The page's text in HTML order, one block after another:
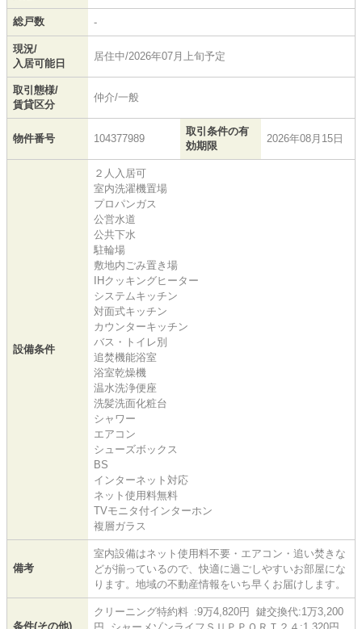
総戸数 -
現況/
入居可能日
居住中/2026年07月上旬予定
取引態様/
賃貸区分
仲介/一般
物件番号 104377989
取引条件の有
効期限
2026年08月15日
設備条件
２人入居可
室内洗濯機置場
プロパンガス
公営水道
公共下水
駐輪場
敷地内ごみ置き場
IHクッキングヒーター
システムキッチン
対面式キッチン
カウンターキッチン
バス・トイレ別
追焚機能浴室
浴室乾燥機
温水洗浄便座
洗髪洗面化粧台
シャワー
エアコン
シューズボックス
BS
インターネット対応
ネット使用料無料
TVモニタ付インターホン
複層ガラス
備考
室内設備はネット使用料不要・エアコン・追い焚きな
どが揃っているので、快適に過ごしやすいお部屋にな
ります。地域の不動産情報をいち早くお届けします。
条件(その他)
クリーニング特約料 :9万4,820円 鍵交換代:1万3,200